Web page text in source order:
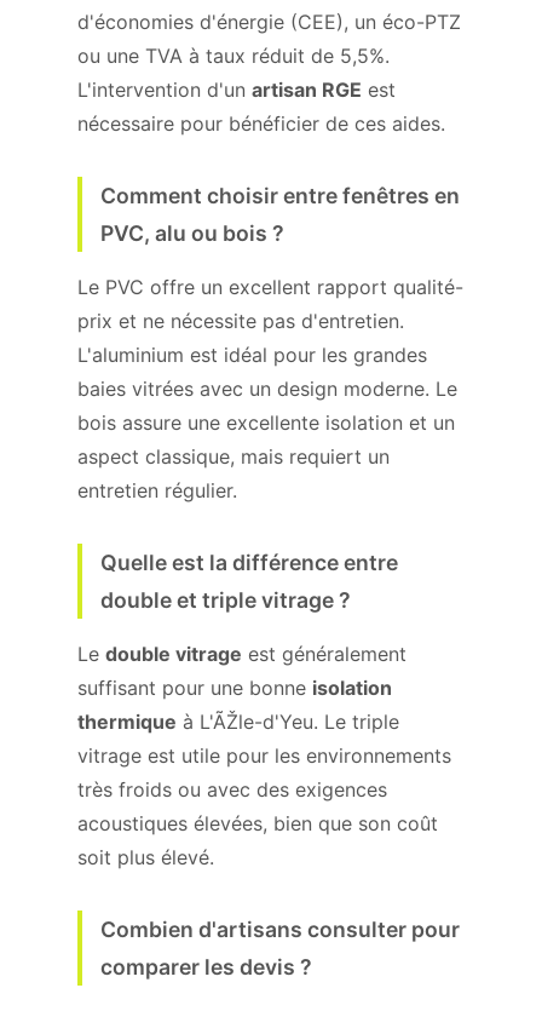
d'économies d'énergie (CEE), un éco-PTZ
ou une TVA à taux réduit de 5,5%.
L'intervention d'un artisan RGE est
nécessaire pour bénéficier de ces aides.
Comment choisir entre fenêtres en
PVC, alu ou bois ?
Le PVC offre un excellent rapport qualité-
prix et ne nécessite pas d'entretien.
L'aluminium est idéal pour les grandes
baies vitrées avec un design moderne. Le
bois assure une excellente isolation et un
aspect classique, mais requiert un
entretien régulier.
Quelle est la différence entre
double et triple vitrage ?
Le double vitrage est généralement
suffisant pour une bonne isolation
thermique à L'ÃŽle-d'Yeu. Le triple
vitrage est utile pour les environnements
très froids ou avec des exigences
acoustiques élevées, bien que son coût
soit plus élevé.
Combien d'artisans consulter pour
comparer les devis ?